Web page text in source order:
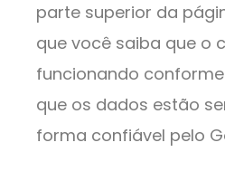
parte superior da
que você saiba que o
funcionando
que os dados estão
forma confiável pelo